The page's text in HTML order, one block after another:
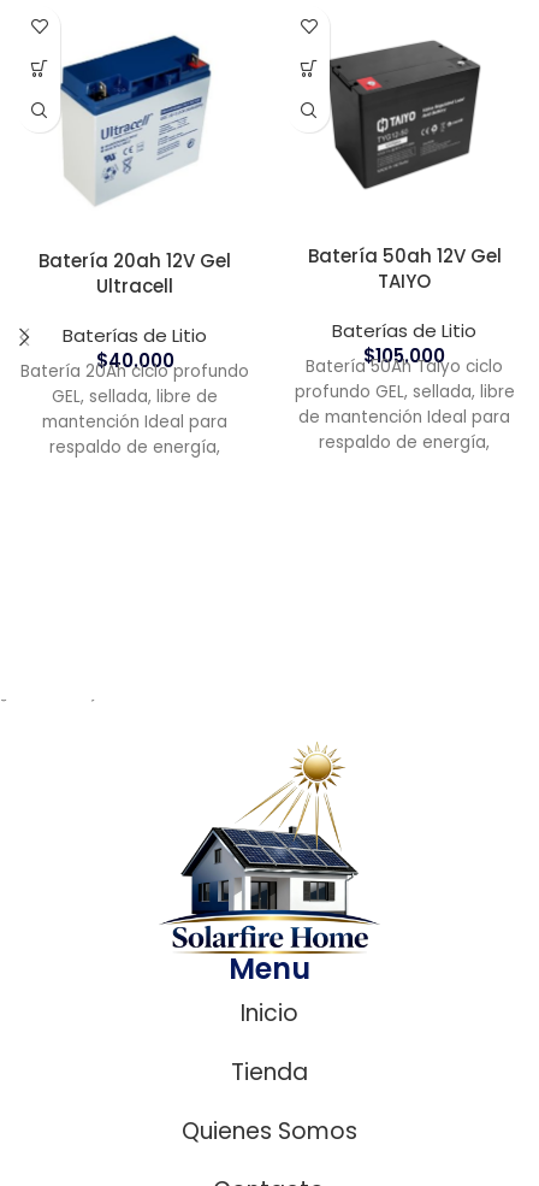
Batería 20ah 12V Gel
Ultracell
Baterías de Litio
$40.000
Batería 20Ah ciclo profundo
GEL, sellada, libre de
mantención Ideal para
respaldo de energía,
Batería 50ah 12V Gel
TAIYO
Baterías de Litio
$105.000
Batería 50Ah Taiyo ciclo
profundo GEL, sellada, libre
de mantención Ideal para
respaldo de energía,
Menu
Inicio
Tienda
Quienes Somos